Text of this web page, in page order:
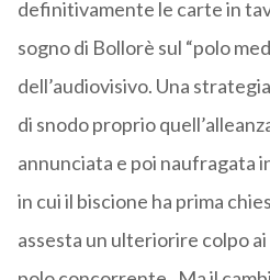
definitivamente le carte in
sogno di Bollorè sul “polo
dell’audiovisivo. Una
di snodo proprio
annunciata e poi naufragata
in cui il biscione ha prima
assesta un ulteriorire colpo